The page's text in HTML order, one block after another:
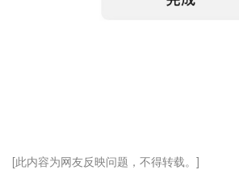
[此内容为网友反映问题，不得转载。]